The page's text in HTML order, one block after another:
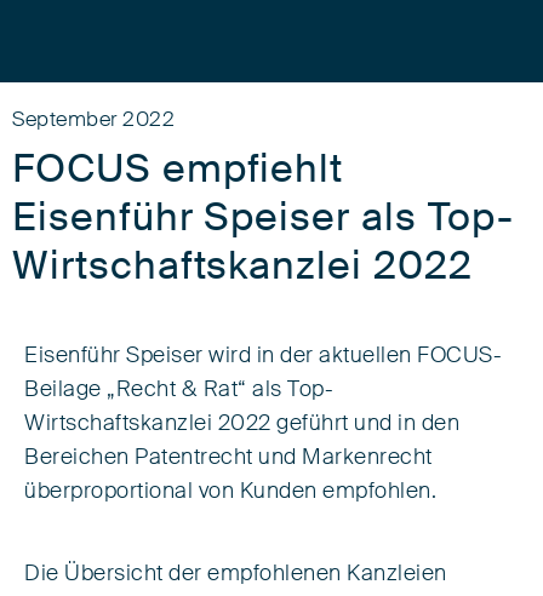
September 2022
FOCUS empfiehlt
Eisenführ Speiser als Top-
Wirtschaftskanzlei 2022
Eisenführ Speiser wird in der aktuellen FOCUS-
Beilage „Recht & Rat“ als Top-
Wirtschaftskanzlei 2022 geführt und in den
Bereichen Patentrecht und Markenrecht
überproportional von Kunden empfohlen.
Die Übersicht der empfohlenen Kanzleien